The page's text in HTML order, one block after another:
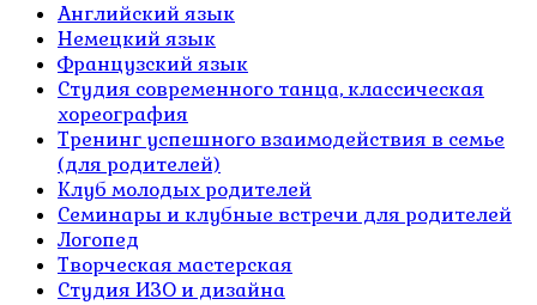
Английский язык
Немецкий язык
Французский язык
Студия современного танца, классическая
хореография
Тренинг успешного взаимодействия в семье
(для родителей)
Клуб молодых родителей
Семинары и клубные встречи для родителей
Логопед
Творческая мастерская
Студия ИЗО и дизайна